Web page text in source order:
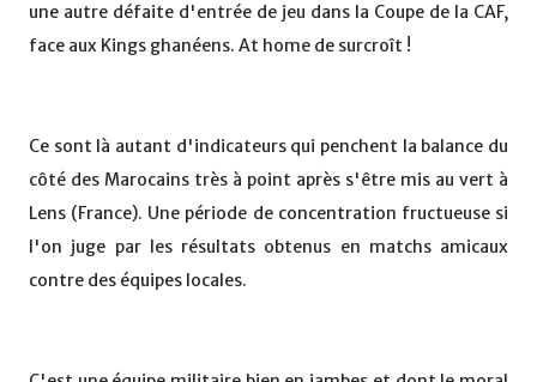
une autre défaite d'entrée de jeu dans la Coupe de la CAF,
face aux Kings ghanéens. At home de surcroît !
Ce sont là autant d'indicateurs qui penchent la balance du
côté des Marocains très à point après s'être mis au vert à
Lens (France). Une période de concentration fructueuse si
l'on juge par les résultats obtenus en matchs amicaux
contre des équipes locales.